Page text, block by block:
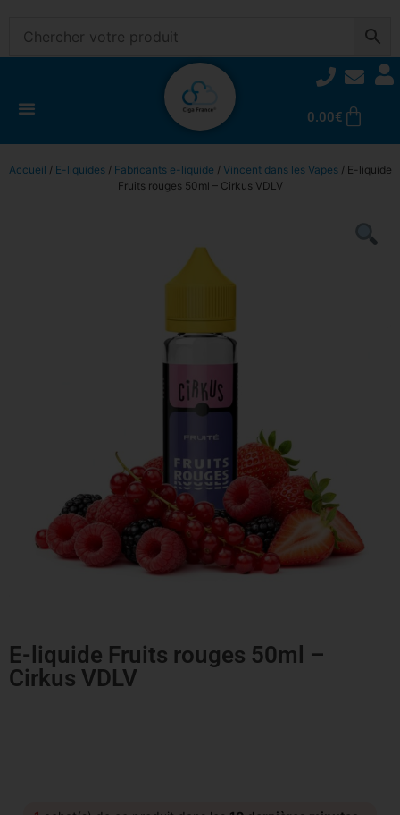
0.00€
Accueil / E-liquides/ Fabricants e-liquide / Vincent dans les Vapes/ E-liquide
Fruits rouges 50ml – Cirkus VDLV
E-liquide Fruits rouges 50ml –
Cirkus VDLV